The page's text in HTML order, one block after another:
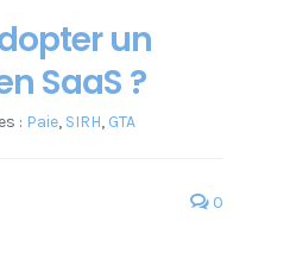
un
SaaS ?
: Paie, SIRH, GTA
0